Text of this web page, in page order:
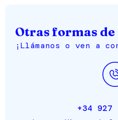
Otras formas
¡Llámanos o ven a
+34 927